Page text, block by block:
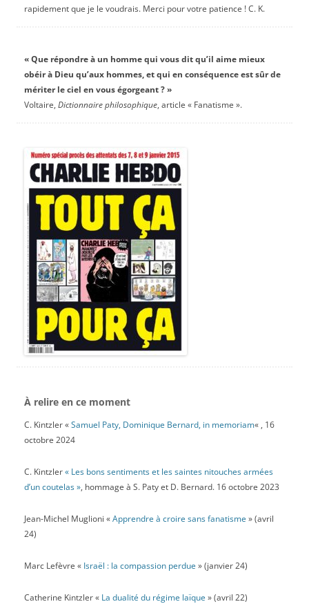
rapidement que je le voudrais. Merci pour votre patience ! C. K.
« Que répondre à un homme qui vous dit qu’il aime mieux
obéir à Dieu qu’aux hommes, et qui en conséquence est sûr de
mériter le ciel en vous égorgeant ? »
Voltaire, Dictionnaire philosophique, article « Fanatisme ».
À relire en ce moment
C. Kintzler «Samuel Paty, Dominique Bernard, in memoriam« , 16
octobre 2024
C. Kintzler« Les bons sentiments et les saintes nitouches armées
d’un coutelas », hommage à S. Paty et D. Bernard. 16 octobre 2023
Jean-Michel Muglioni «Apprendre à croire sans fanatisme » (avril
24)
Marc Lefèvre « Israël : la compassion perdue » (janvier 24)
Catherine Kintzler « La dualité du régime laïque » (avril 22)